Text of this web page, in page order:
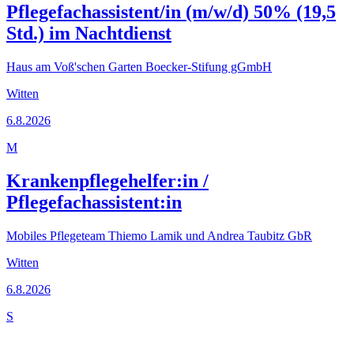
Pflegefachassistent/in (m/w/d) 50% (19,5
Std.) im Nachtdienst
Haus am Voß'schen Garten Boecker-Stifung gGmbH
Witten
6.8.2026
M
Krankenpflegehelfer:in /
Pflegefachassistent:in
Mobiles Pflegeteam Thiemo Lamik und Andrea Taubitz GbR
Witten
6.8.2026
S